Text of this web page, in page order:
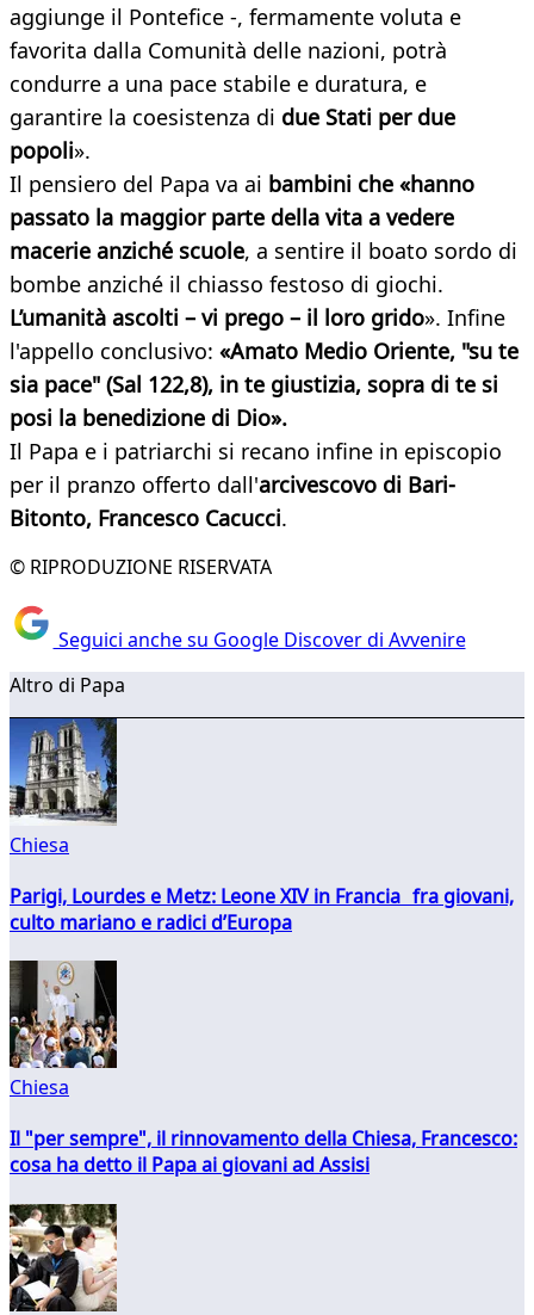
aggiunge il Pontefice -, fermamente voluta e
favorita dalla Comunità delle nazioni, potrà
condurre a una pace stabile e duratura, e
garantire la coesistenza di due Stati per due
popoli».
Il pensiero del Papa va ai bambini che «hanno
passato la maggior parte della vita a vedere
macerie anziché scuole, a sentire il boato sordo di
bombe anziché il chiasso festoso di giochi.
L’umanità ascolti – vi prego – il loro grido». Infine
l'appello conclusivo: «Amato Medio Oriente, "su te
sia pace" (Sal 122,8), in te giustizia, sopra di te si
posi la benedizione di Dio».
Il Papa e i patriarchi si recano infine in episcopio
per il pranzo offerto dall'arcivescovo di Bari-
Bitonto, Francesco Cacucci.
© RIPRODUZIONE RISERVATA
Seguici anche su Google Discover di Avvenire
Altro di Papa
Chiesa
Parigi, Lourdes e Metz: Leone XIV in Francia fra giovani,
culto mariano e radici d’Europa
Chiesa
Il "per sempre", il rinnovamento della Chiesa, Francesco:
cosa ha detto il Papa ai giovani ad Assisi